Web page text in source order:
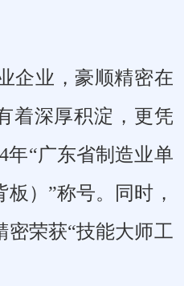
企业，豪顺精密在
着深厚积淀，更凭
年“广东省制造业单
）”称号。同时，
密荣获“技能大师工